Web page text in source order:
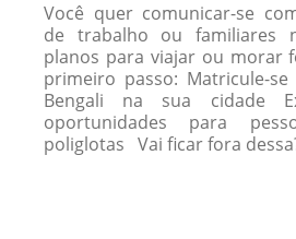
Você quer comunicar-se
de trabalho ou familiares
planos para viajar ou morar
primeiro passo: Matricule-
Bengali na sua cidade
oportunidades para
poliglotas Vai ficar fora